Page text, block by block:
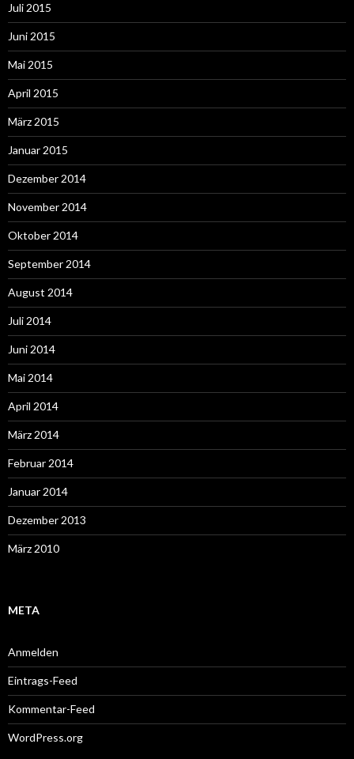
Juli 2015
Juni 2015
Mai 2015
April 2015
März 2015
Januar 2015
Dezember 2014
November 2014
Oktober 2014
September 2014
August 2014
Juli 2014
Juni 2014
Mai 2014
April 2014
März 2014
Februar 2014
Januar 2014
Dezember 2013
März 2010
META
Anmelden
Eintrags-Feed
Kommentar-Feed
WordPress.org